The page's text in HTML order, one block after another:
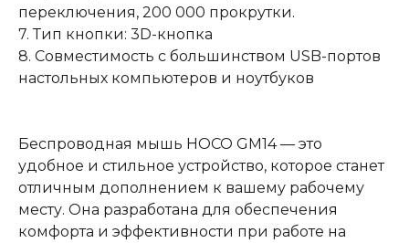
переключения, 200 000 прокрутки.
7. Тип кнопки: 3D-кнопка
8. Совместимость с большинством USB-портов
настольных компьютеров и ноутбуков
Беспроводная мышь HOCO GM14 — это
удобное и стильное устройство, которое станет
отличным дополнением к вашему рабочему
месту. Она разработана для обеспечения
комфорта и эффективности при работе на